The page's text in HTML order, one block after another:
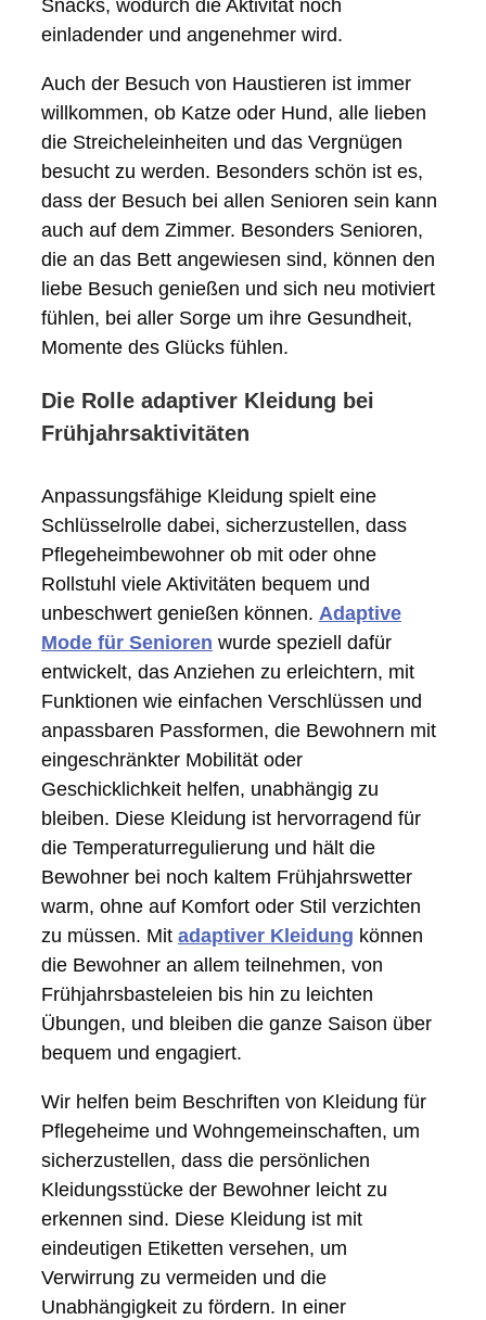
Snacks, wodurch die Aktivität noch
einladender und angenehmer wird.
Auch der Besuch von Haustieren ist immer
willkommen, ob Katze oder Hund, alle lieben
die Streicheleinheiten und das Vergnügen
besucht zu werden. Besonders schön ist es,
dass der Besuch bei allen Senioren sein kann
auch auf dem Zimmer. Besonders Senioren,
die an das Bett angewiesen sind, können den
liebe Besuch genießen und sich neu motiviert
fühlen, bei aller Sorge um ihre Gesundheit,
Momente des Glücks fühlen.
Die Rolle adaptiver Kleidung bei
Frühjahrsaktivitäten
Anpassungsfähige Kleidung spielt eine
Schlüsselrolle dabei, sicherzustellen, dass
Pflegeheimbewohner ob mit oder ohne
Rollstuhl viele Aktivitäten bequem und
unbeschwert genießen können. Adaptive
Mode für Senioren wurde speziell dafür
entwickelt, das Anziehen zu erleichtern, mit
Funktionen wie einfachen Verschlüssen und
anpassbaren Passformen, die Bewohnern mit
eingeschränkter Mobilität oder
Geschicklichkeit helfen, unabhängig zu
bleiben. Diese Kleidung ist hervorragend für
die Temperaturregulierung und hält die
Bewohner bei noch kaltem Frühjahrswetter
warm, ohne auf Komfort oder Stil verzichten
zu müssen. Mit adaptiver Kleidung können
die Bewohner an allem teilnehmen, von
Frühjahrsbasteleien bis hin zu leichten
Übungen, und bleiben die ganze Saison über
bequem und engagiert.
Wir helfen beim Beschriften von Kleidung für
Pflegeheime und Wohngemeinschaften, um
sicherzustellen, dass die persönlichen
Kleidungsstücke der Bewohner leicht zu
erkennen sind. Diese Kleidung ist mit
eindeutigen Etiketten versehen, um
Verwirrung zu vermeiden und die
Unabhängigkeit zu fördern. In einer